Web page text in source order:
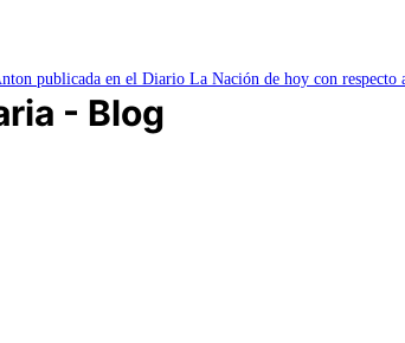
publicada en el Diario La Nación de hoy con